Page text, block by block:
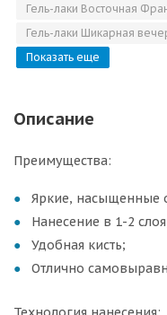
Гель-лаки Восточная
Гель-лаки Шикарная
Показать еще
Описание
Преимущества:
Яркие, насыщенные
Нанесение в 1-2
Удобная кисть;
Отлично